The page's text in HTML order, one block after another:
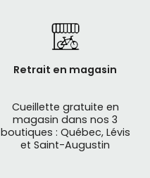
Retrait en magasin
Cueillette gratuite en
magasin dans nos 3
boutiques : Québec, Lévis
et Saint-Augustin